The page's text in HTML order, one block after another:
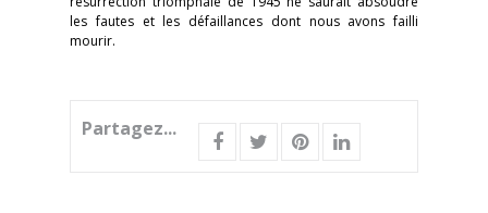
les fautes et les défaillances dont nous avons failli
mourir.
Partagez...